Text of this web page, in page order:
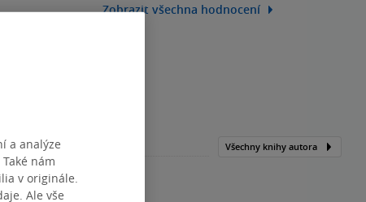
Zobrazit všechna hodnocení
Všechny knihy autora
a analýze
nám
v originále.
Ale vše